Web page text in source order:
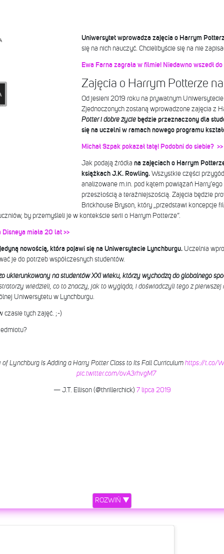
Uniwersytet wprowadza zajęcia o Harrym
się na nich nauczyć. Chcielibyście się na nie
Ewa Farna zagrała w filmie! Niedawno wszedł do
Zajęcia o Harrym Potterze
Od jesieni 2019 roku na prywatnym
Zjednoczonych zostaną wprowadzone zajęcia z
Potter i dobre życie będzie przeznaczony dla
się na uczelni w ramach nowego programu
Michał Szpak pokazał tatę! Podobni do siebie? >>
Jak podają źródła na zajęciach o Harrym
książkach J.K. Rowling. Wszystkie części
analizowane m.in. pod kątem powiązań
przeszłością a teraźniejszością. Zajęcia będzie
Brickhouse Bryson, który „przedstawi koncepcje
by przemyśleli je w kontekście serii o Harrym Potterze”.
miała 20 lat >>
nowością, która pojawi się na Uniwersytecie Lynchburgu.Uczelnia
je do potrzeb współczesnych studentów.
ukierunkowany na studentów XXI wieku, którzy wychodzą do globalnego
wiedzieli, co to znaczy, jak to wygląda, i doświadczyli tego z pierwszej
Uniwersytetu w Lynchburgu.
czasie tych zajęć. ;-)
of Lynchburg Is Adding a Harry Potter Class to Its Fall Curriculum https://t.co/
pic.twitter.com/ovA3rhvgM7
— J.T. Ellison (@thrillerchick) 7 lipca 2019
ROZWIŃ ▼